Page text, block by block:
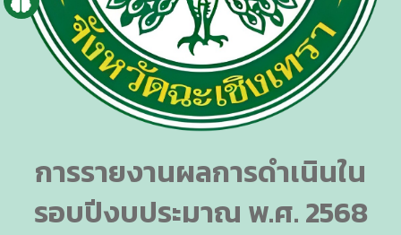
การรายงานผลการดำเนินใน
รอบปีงบประมาณ พ.ศ. 2568